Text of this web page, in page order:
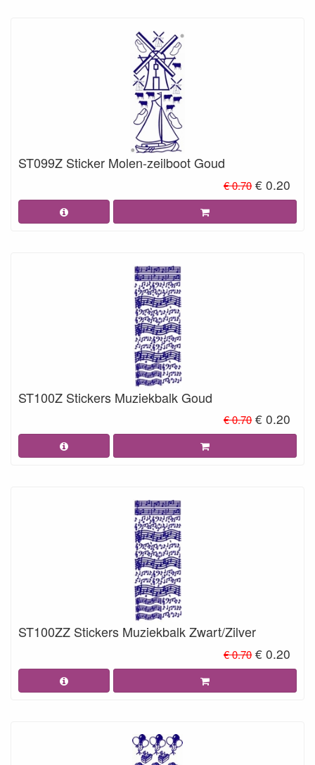
ST099Z Sticker Molen-zeilboot Goud
€ 0.70 € 0.20
ST100Z Stickers Muziekbalk Goud
€ 0.70 € 0.20
ST100ZZ Stickers Muziekbalk Zwart/Zilver
€ 0.70 € 0.20